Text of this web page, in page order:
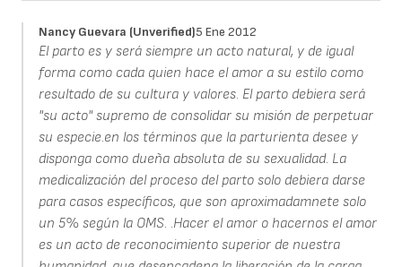
Nancy Guevara (unverified)5 Ene 2012
El parto es y será siempre un acto natural, y de igual
forma como cada quien hace el amor a su estilo como
resultado de su cultura y valores. El parto debiera será
"su acto" supremo de consolidar su misión de perpetuar
su especie.en los términos que la parturienta desee y
disponga como dueña absoluta de su sexualidad. La
medicalización del proceso del parto solo debiera darse
para casos específicos, que son aproximadamnete solo
un 5% según la OMS. .Hacer el amor o hacernos el amor
es un acto de reconocimiento superior de nuestra